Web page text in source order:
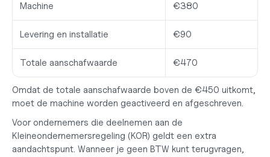
Machine €380
Levering en installatie €90
Totale aanschafwaarde €470
Omdat de totale aanschafwaarde boven de €450 uitkomt,
moet de machine worden geactiveerd en afgeschreven.
Kleineondernemersregeling (KOR) geldt een extra
aandachtspunt. Wanneer je geen BTW kunt terugvragen,